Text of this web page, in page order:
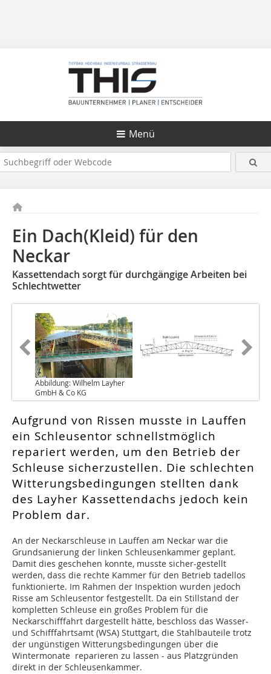
Menü
Ein Dach(Kleid) für den
Neckar
Kassettendach sorgt für durchgängige Arbeiten bei
Schlechtwetter
Abbildung: Wilhelm Layher
GmbH & Co KG
Aufgrund von Rissen musste in Lauffen
ein Schleusentor schnellstmöglich
repariert werden, um den Betrieb der
Schleuse sicherzustellen. Die schlechten
Witterungsbedingungen stellten dank
des Layher Kassettendachs jedoch kein
Problem dar.
An der Neckarschleuse in Lauffen am Neckar war die
Grundsanierung der linken Schleusenkammer geplant.
Damit dies geschehen konnte, musste sicher-gestellt
werden, dass die rechte Kammer für den Betrieb tadellos
funktionierte. Im Rahmen der Inspektion wurden jedoch
Risse am Schleusentor festgestellt. Da ein Stillstand der
kompletten Schleuse ein großes Problem für die
Neckarschifffahrt dargestellt hätte, beschloss das Wasser-
und Schifffahrtsamt (WSA) Stuttgart, die Stahlbauteile trotz
der ungünstigen Witterungsbedingungen über die
Wintermonate reparieren zu lassen - aus Platzgründen
direkt in der Schleusenkammer.